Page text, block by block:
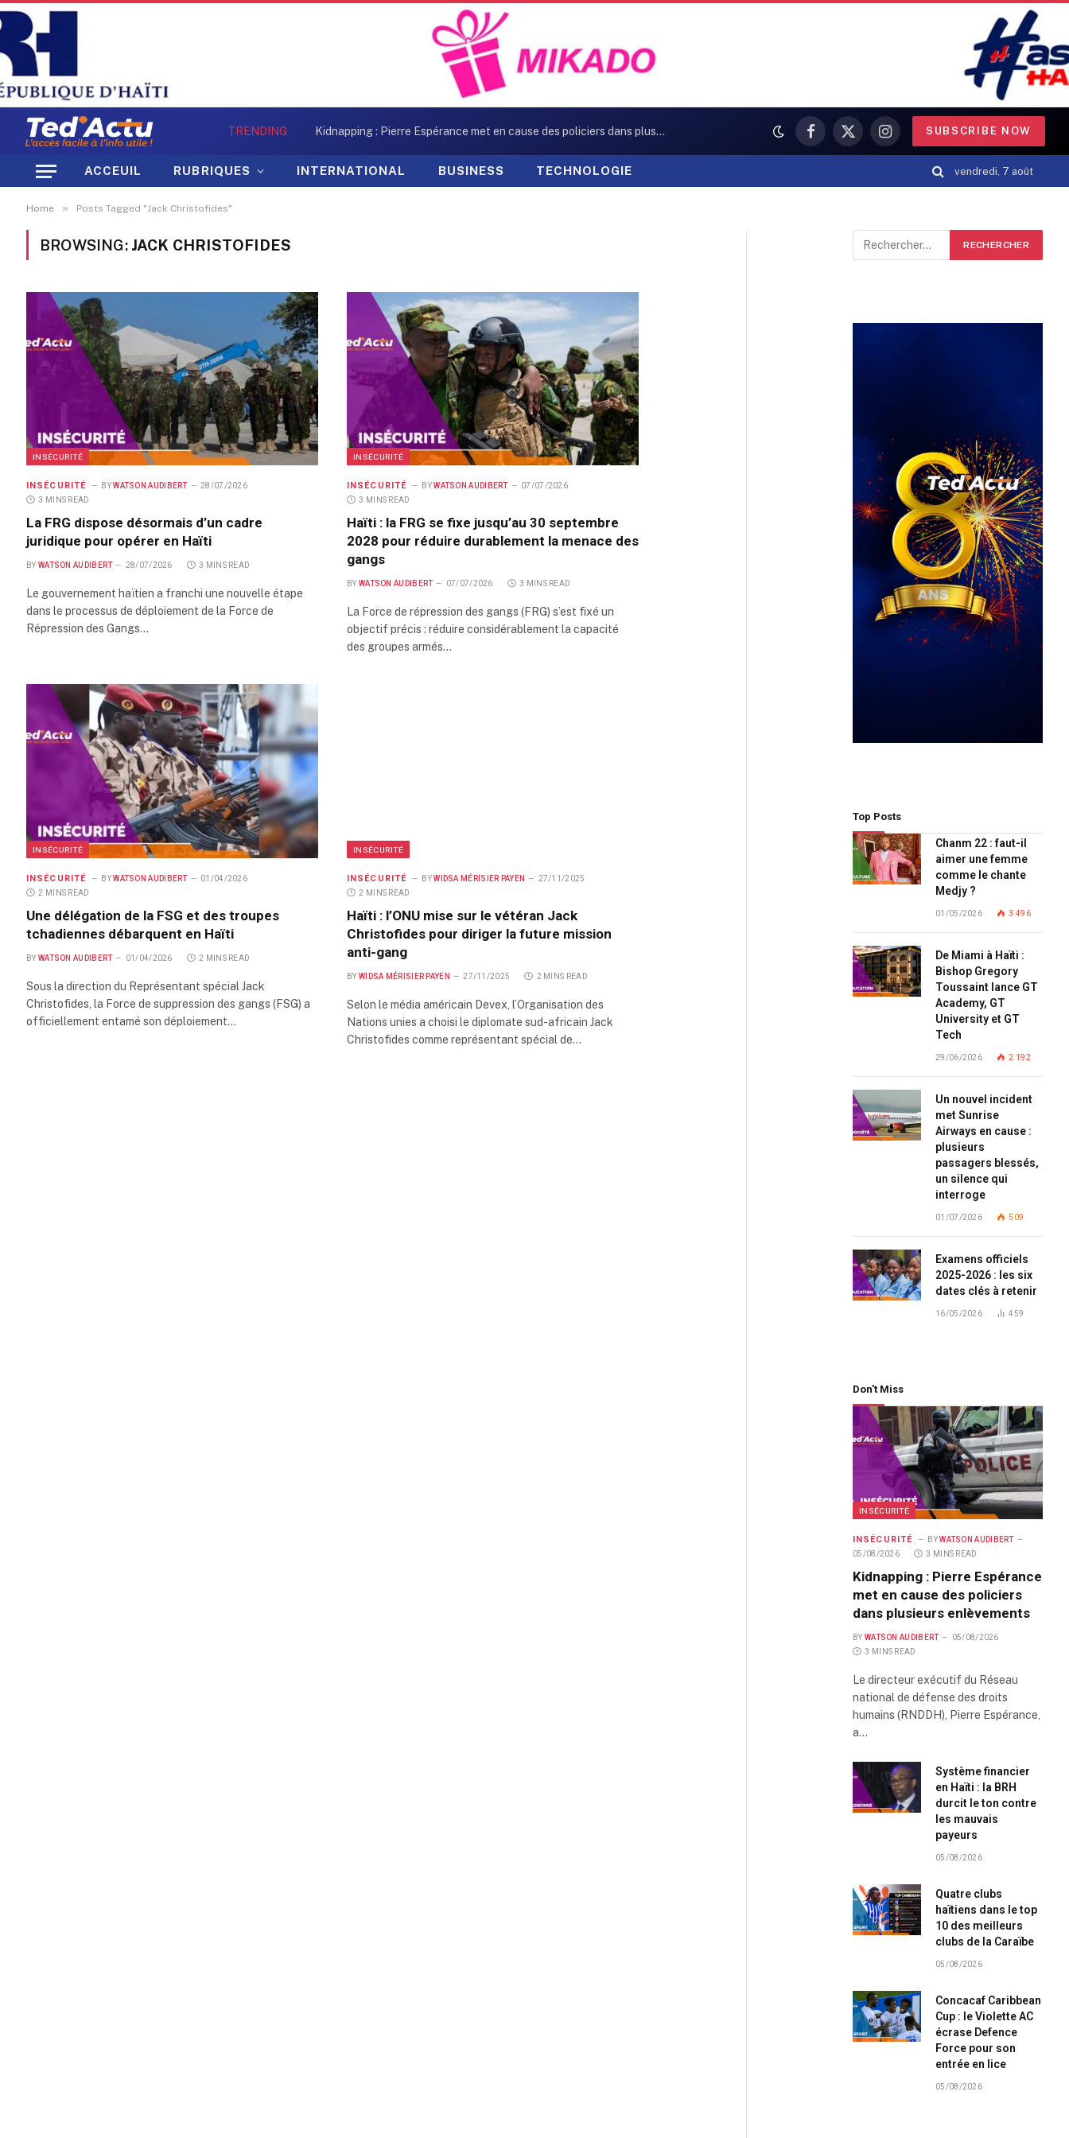
TRENDING Kidnapping : Pierre Espérance met en cause des policiers dans plusieurs enlèvements
Facebook
X
(Twitter)
Instagram
SUBSCRIBE NOW
ACCEUIL RUBRIQUES INTERNATIONAL BUSINESS TECHNOLOGIE vendredi, 7 août
Home » Posts Tagged "Jack Christofides"
BROWSING: JACK CHRISTOFIDES
INSÉCURITÉ
INSÉCURITÉ BY WATSON AUDIBERT
28/07/2026
3 MINS READ
La FRG dispose désormais d’un cadre
juridique pour opérer en Haïti
BY WATSON AUDIBERT 28/07/2026 3 MINS READ
Le gouvernement haïtien a franchi une nouvelle étape
dans le processus de déploiement de la Force de
Répression des Gangs…
INSÉCURITÉ
INSÉCURITÉ BY WATSON AUDIBERT
07/07/2026
3 MINS READ
Haïti : la FRG se fixe jusqu’au 30 septembre
2028 pour réduire durablement la menace des
gangs
BY WATSON AUDIBERT 07/07/2026 3 MINS READ
La Force de répression des gangs (FRG) s’est fixé un
objectif précis : réduire considérablement la capacité
des groupes armés…
INSÉCURITÉ
INSÉCURITÉ BY WATSON AUDIBERT
01/04/2026
2 MINS READ
Une délégation de la FSG et des troupes
tchadiennes débarquent en Haïti
BY WATSON AUDIBERT 01/04/2026 2 MINS READ
Sous la direction du Représentant spécial Jack
Christofides, la Force de suppression des gangs (FSG) a
officiellement entamé son déploiement…
INSÉCURITÉ
INSÉCURITÉ BY WIDSA MÉRISIER PAYEN
27/11/2025
2 MINS READ
Haïti : l’ONU mise sur le vétéran Jack
Christofides pour diriger la future mission
anti-gang
BY WIDSA MÉRISIER PAYEN 27/11/2025 2 MINS READ
Selon le média américain Devex, l’Organisation des
Nations unies a choisi le diplomate sud-africain Jack
Christofides comme représentant spécial de…
Top Posts
Chanm 22 : faut-il
aimer une femme
comme le chante
Medjy ?
01/05/2026 3 496
De Miami à Haïti :
Bishop Gregory
Toussaint lance GT
Academy, GT
University et GT
Tech
29/06/2026 2 192
Un nouvel incident
met Sunrise
Airways en cause :
plusieurs
passagers blessés,
un silence qui
interroge
01/07/2026 509
Examens officiels
2025-2026 : les six
dates clés à retenir
16/05/2026 459
Don't Miss
INSÉCURITÉ
INSÉCURITÉ BY WATSON AUDIBERT
05/08/2026
3 MINS READ
Kidnapping : Pierre Espérance
met en cause des policiers
dans plusieurs enlèvements
BY WATSON AUDIBERT
05/08/2026
3 MINS READ
Le directeur exécutif du Réseau
national de défense des droits
humains (RNDDH), Pierre Espérance,
a…
Système financier
en Haïti : la BRH
durcit le ton contre
les mauvais
payeurs
05/08/2026
Quatre clubs
haïtiens dans le top
10 des meilleurs
clubs de la Caraïbe
05/08/2026
Concacaf Caribbean
Cup : le Violette AC
écrase Defence
Force pour son
entrée en lice
05/08/2026